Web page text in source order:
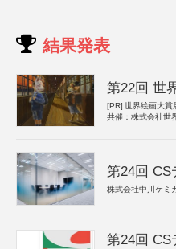
結果発表
第22回 世
[PR] 世界絵画大賞
共催：株式会社世
第24回 CS
株式会社中川ケミ
第24回 CS